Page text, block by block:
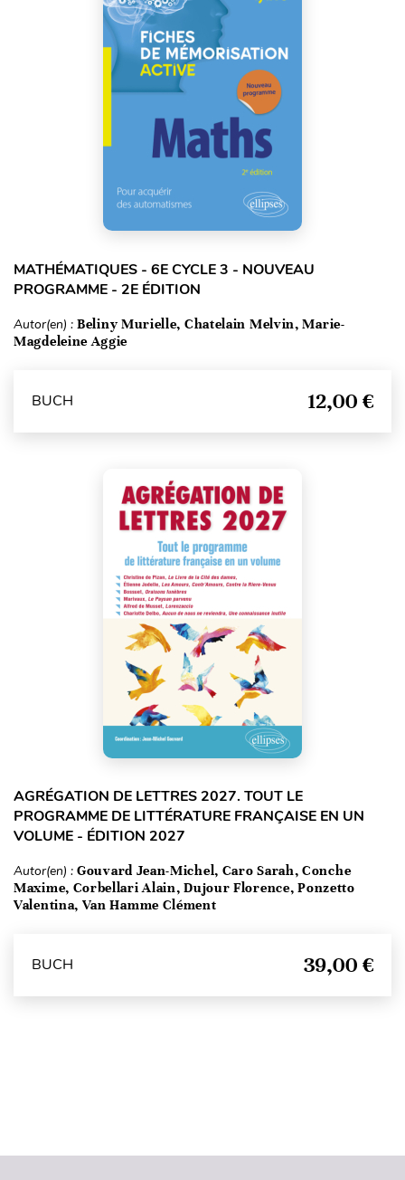
MATHÉMATIQUES - 6E CYCLE 3 - NOUVEAU
PROGRAMME - 2E ÉDITION
Autor(en) : Beliny Murielle, Chatelain Melvin, Marie-
Magdeleine Aggie
BUCH 12,00 €
AGRÉGATION DE LETTRES 2027. TOUT LE
PROGRAMME DE LITTÉRATURE FRANÇAISE EN UN
VOLUME - ÉDITION 2027
Autor(en) : Gouvard Jean-Michel, Caro Sarah, Conche
Maxime, Corbellari Alain, Dujour Florence, Ponzetto
Valentina, Van Hamme Clément
BUCH 39,00 €